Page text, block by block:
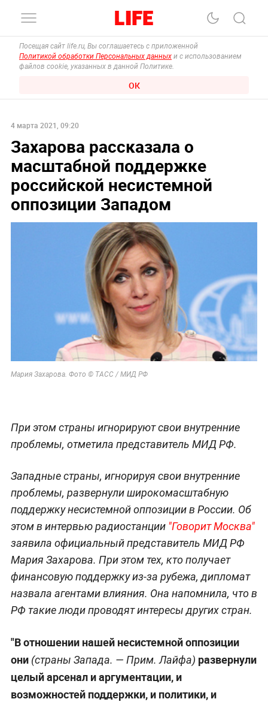
Посещая сайт life.ru, Вы соглашаетесь с приложенной
Политикой обработки Персональных данных и с использованием
файлов cookie, указанных в данной Политике.
ОК
4 марта 2021, 09:20
Захарова рассказала о
масштабной поддержке
российской несистемной
оппозиции Западом
Мария Захарова. Фото © ТАСС / МИД РФ
При этом страны игнорируют свои внутренние
проблемы, отметила представитель МИД РФ.
Западные страны, игнорируя свои внутренние
проблемы, развернули широкомасштабную
поддержку несистемной оппозиции в России. Об
этом в интервью радиостанции "Говорит Москва"
заявила официальный представитель МИД РФ
Мария Захарова. При этом тех, кто получает
финансовую поддержку из-за рубежа, дипломат
назвала агентами влияния. Она напомнила, что в
РФ такие люди проводят интересы других стран.
"В отношении нашей несистемной оппозиции
они (страны Запада. — Прим. Лайфа) развернули
целый арсенал и аргументации, и
возможностей поддержки, и политики, и